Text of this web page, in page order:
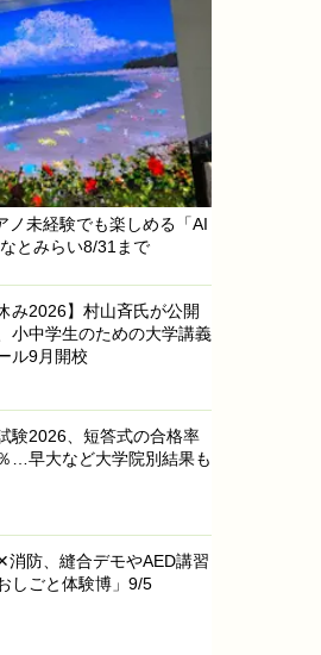
ノ未経験でも楽しめる「AI
とみらい8/31まで
み2026】村山斉氏が公開
小中学生のための大学講義
ル9月開校
験2026、短答式の合格率
…早大など大学院別結果も
消防、縫合デモやAED講習
しごと体験博」9/5